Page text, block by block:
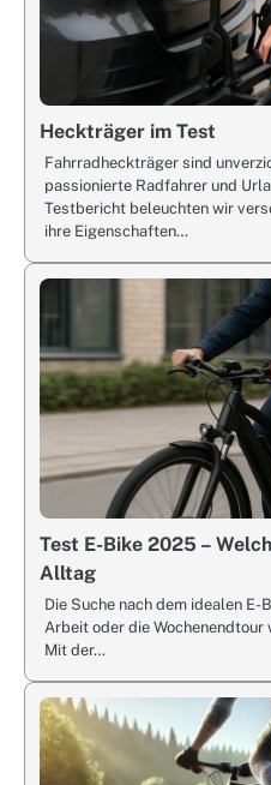
Heckträger im Test
Fahrradheckträger sind
passionierte Radfahrer und
Testbericht beleuchten wir
ihre Eigenschaften…
Test E-Bike 2025 –
Alltag
Die Suche nach dem idealen
Arbeit oder die
Mit der…